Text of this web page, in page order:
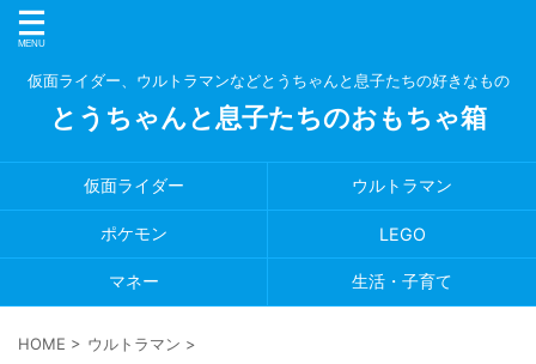
仮面ライダー、ウルトラマンなどとうちゃんと息子たちの好きなもの
とうちゃんと息子たちのおもちゃ箱
仮面ライダー ウルトラマン
ポケモン LEGO
マネー 生活・子育て
HOME > ウルトラマン >